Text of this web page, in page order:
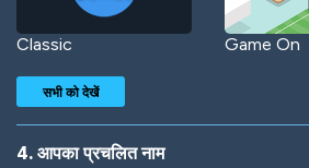
Classic Game On
सभी को देखें
4. आपका प्रचलित नाम